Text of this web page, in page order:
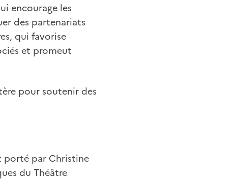
encourage les
des partenariats
qui favorise
et promeut
pour soutenir des
porté par Christine
du Théâtre